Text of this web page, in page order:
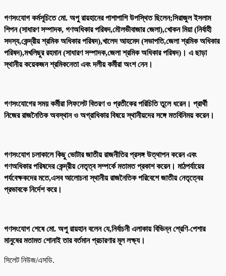
গণসংযোগ কর্মসূচিতে মো. অপু রায়হানের পাশাপাশি উপস্থিত ছিলেন;সিরাজুল ইসলাম
শিপন (সাধারণ সম্পাদক, গণঅধিকার পরিষদ,মৌলভীবাজার জেলা),খোকন মিয়া (নির্বাহী
সদস্য,কেন্দ্রীয় শ্রমিক অধিকার পরিষদ),খালেদ আহমেদ (সভাপতি,জেলা শ্রমিক অধিকার
পরিষদ),মখলিছুর রহমান (সাধারণ সম্পাদক,জেলা শ্রমিক অধিকার পরিষদ)। এ ছাড়া
স্থানীয় কয়েকজন শ্রমিকনেতা এবং দলীয় কর্মীরা অংশ নেন।
গণসংযোগের সময় কর্মীরা লিফলেট বিতরণ ও প্রতীকের পরিচিতি তুলে ধরেন। প্রার্থী
নিজের রাজনৈতিক অবস্থান ও অগ্রাধিকার বিষয়ে স্থানীয়দের সঙ্গে মতবিনিময় করেন।
গণসংযোগ চলাকালে কিছু ভোটার জাতীয় রাজনীতির প্রসঙ্গ উত্থাপন করেন এবং
গণঅধিকার পরিষদের কেন্দ্রীয় নেতৃত্ব সম্পর্কে মতামত প্রকাশ করেন। মাঠপর্যায়ের
পর্যবেক্ষকদের মতে,এসব আলোচনা স্থানীয় রাজনৈতিক পরিবেশে জাতীয় নেতৃত্বের
প্রভাবকে নির্দেশ করে।
গণসংযোগ শেষে মো. অপু রায়হান বলেন যে,নির্বাচনী এলাকায় বিভিন্ন শ্রেণি-পেশার
মানুষের মতামত শোনাই তার বর্তমান প্রচারণার মূল লক্ষ্য।
সিলেট নিউজ/এসডি.